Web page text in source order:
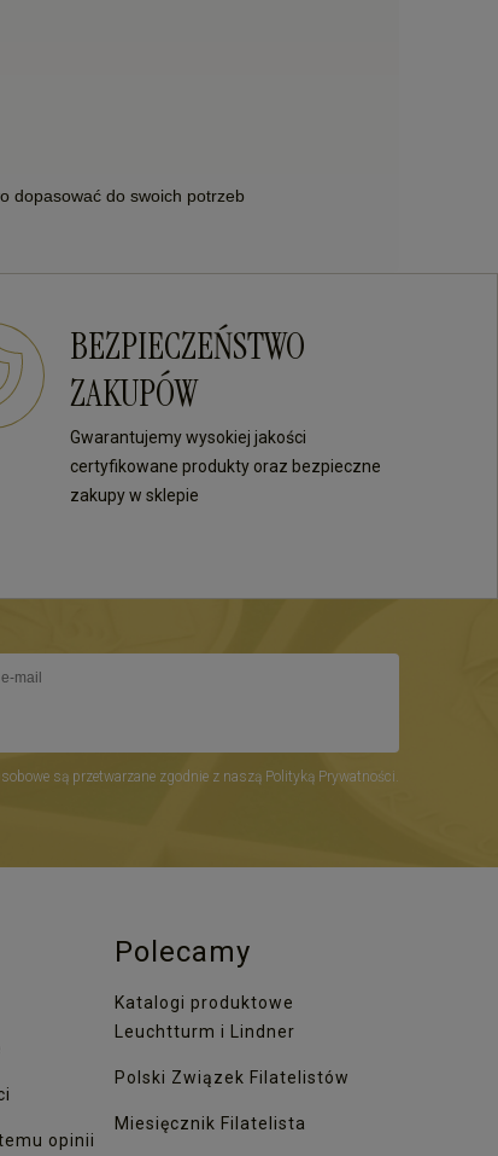
dopasować do swoich potrzeb
BEZPIECZEŃSTWO
ZAKUPÓW
Gwarantujemy wysokiej jakości
certyfikowane produkty oraz bezpieczne
zakupy w sklepie
są przetwarzane zgodnie z naszą Polityką Prywatności.
opinii
Polecamy
Katalogi produktowe
Leuchtturm i Lindner
Polski Związek Filatelistów
Miesięcznik Filatelista